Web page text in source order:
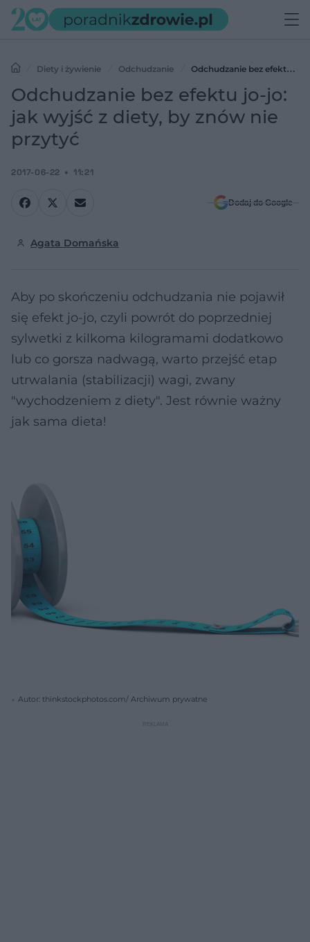
Diety i żywienie Odchudzanie
Odchudzanie bez efektu jo-
jo: jak wyjść z diety, by znów nie przytyć
Odchudzanie bez efektu jo-jo:
jak wyjść z diety, by znów nie
przytyć
2017-06-22 11:21
Dodaj do Google
Agata Domańska
Aby po skończeniu odchudzania nie pojawił
się efekt jo-jo, czyli powrót do poprzedniej
sylwetki z kilkoma kilogramami dodatkowo
lub co gorsza nadwagą, warto przejść etap
utrwalania (stabilizacji) wagi, zwany
"wychodzeniem z diety". Jest równie ważny
jak sama dieta!
Autor: thinkstockphotos.com/ Archiwum prywatne